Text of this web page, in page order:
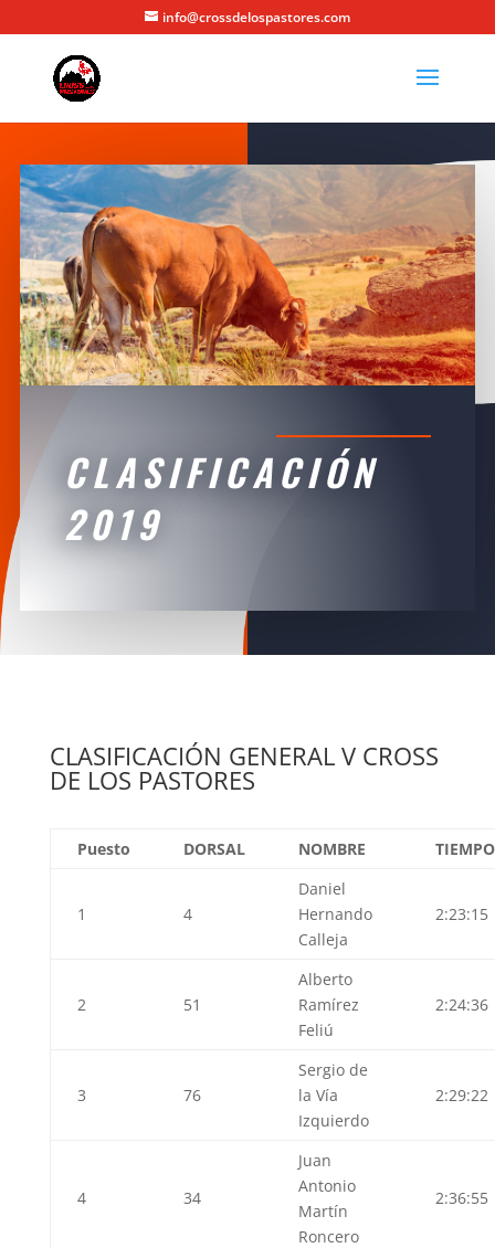
info@crossdelospastores.com
CLASIFICACIÓN
2019
CLASIFICACIÓN GENERAL V CROSS
DE LOS PASTORES
Puesto DORSAL NOMBRE TIEMPO
1 4
Daniel
Hernando
Calleja
2:23:15
2 51
Alberto
Ramírez
Feliú
2:24:36
3 76
Sergio de
la Vía
Izquierdo
2:29:22
4 34
Juan
Antonio
Martín
Roncero
2:36:55